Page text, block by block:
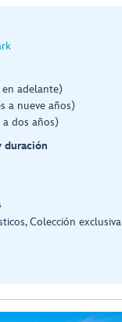
adelante)
a nueve años)
dos años)
duración
Colección exclusiva